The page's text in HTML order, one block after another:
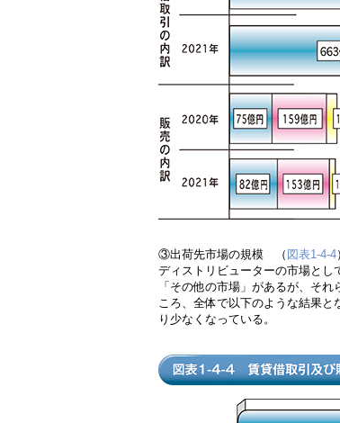
③出荷先市場の規模 （ 図表1-4-4
ディストリビューターの市場とし
「その他の市場」があるが、そ
ころ、全体で以下のような結果と
り少なくなっている。